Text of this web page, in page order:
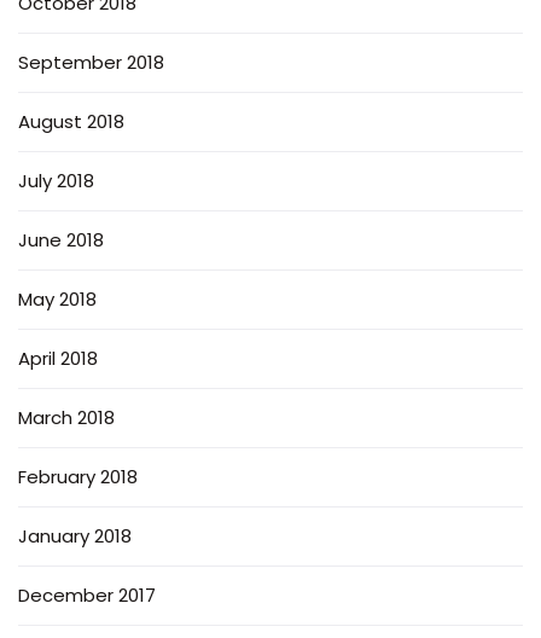
September 2018
August 2018
July 2018
June 2018
May 2018
April 2018
March 2018
February 2018
January 2018
December 2017